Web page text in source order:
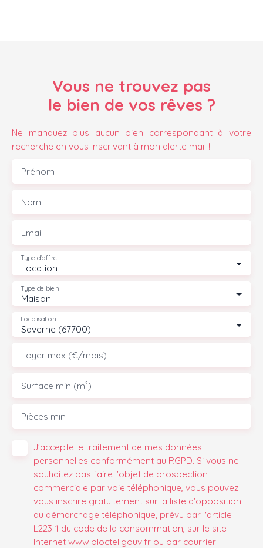
Vous ne trouvez pas
le bien de vos rêves ?
Ne manquez plus aucun bien correspondant à votre
recherche en vous inscrivant à mon alerte mail !
Prénom
Nom
Email
Location
Type d'offre
Maison
Type de bien
Saverne (67700)
Localisation
Loyer max (€/mois)
Surface min (m²)
Pièces min
J'accepte le traitement de mes données
personnelles conformément au RGPD. Si vous ne
souhaitez pas faire l'objet de prospection
commerciale par voie téléphonique, vous pouvez
vous inscrire gratuitement sur la liste d'opposition
au démarchage téléphonique, prévu par l'article
L223-1 du code de la consommation, sur le site
Internet www.bloctel.gouv.fr ou par courrier